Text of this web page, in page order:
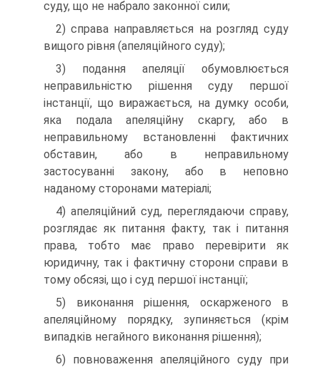
суду, що не набрало законної сили;
2) справа направляється на розгляд суду
вищого рівня (апеляційного суду);
3) подання апеляції обумовлюється
неправильністю рішення суду першої
інстанції, що виражається, на думку особи,
яка подала апеляційну скаргу, або в
неправильному встановленні фактичних
обставин, або в неправильному
застосуванні закону, або в неповно
наданому сторонами матеріалі;
4) апеляційний суд, переглядаючи справу,
розглядає як питання факту, так і питання
права, тобто має право перевірити як
юридичну, так і фактичну сторони справи в
тому обсязі, що і суд першої інстанції;
5) виконання рішення, оскарженого в
апеляційному порядку, зупиняється (крім
випадків негайного виконання рішення);
6) повноваження апеляційного суду при